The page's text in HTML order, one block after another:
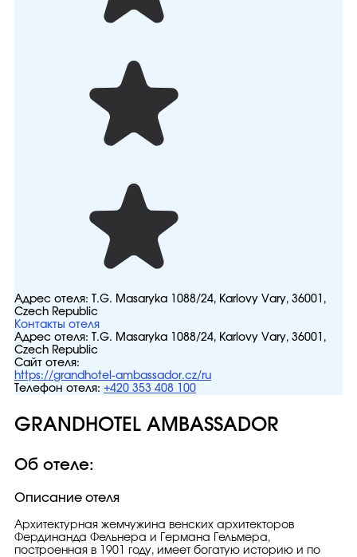
Адрес отеля:
T.G. Masaryka 1088/24, Karlovy Vary, 36001,
Czech Republic
Контакты отеля
Адрес отеля:
T.G. Masaryka 1088/24, Karlovy Vary, 36001,
Czech Republic
Сайт отеля:
https://grandhotel-ambassador.cz/ru
Телефон отеля: +420 353 408 100
GRANDHOTEL AMBASSADOR
Об отеле:
Описание отеля
Архитектурная жемчужина венских архитекторов
Фердинанда Фельнера и Германа Гельмера,
построенная в 1901 году, имеет богатую историю и по